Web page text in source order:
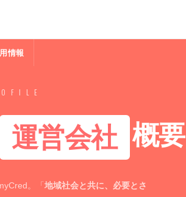
情報
運営会社 概要
。「 地域社会と共に、必要とさ